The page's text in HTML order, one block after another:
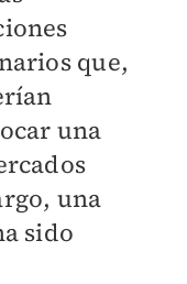
que,
una
una
sido